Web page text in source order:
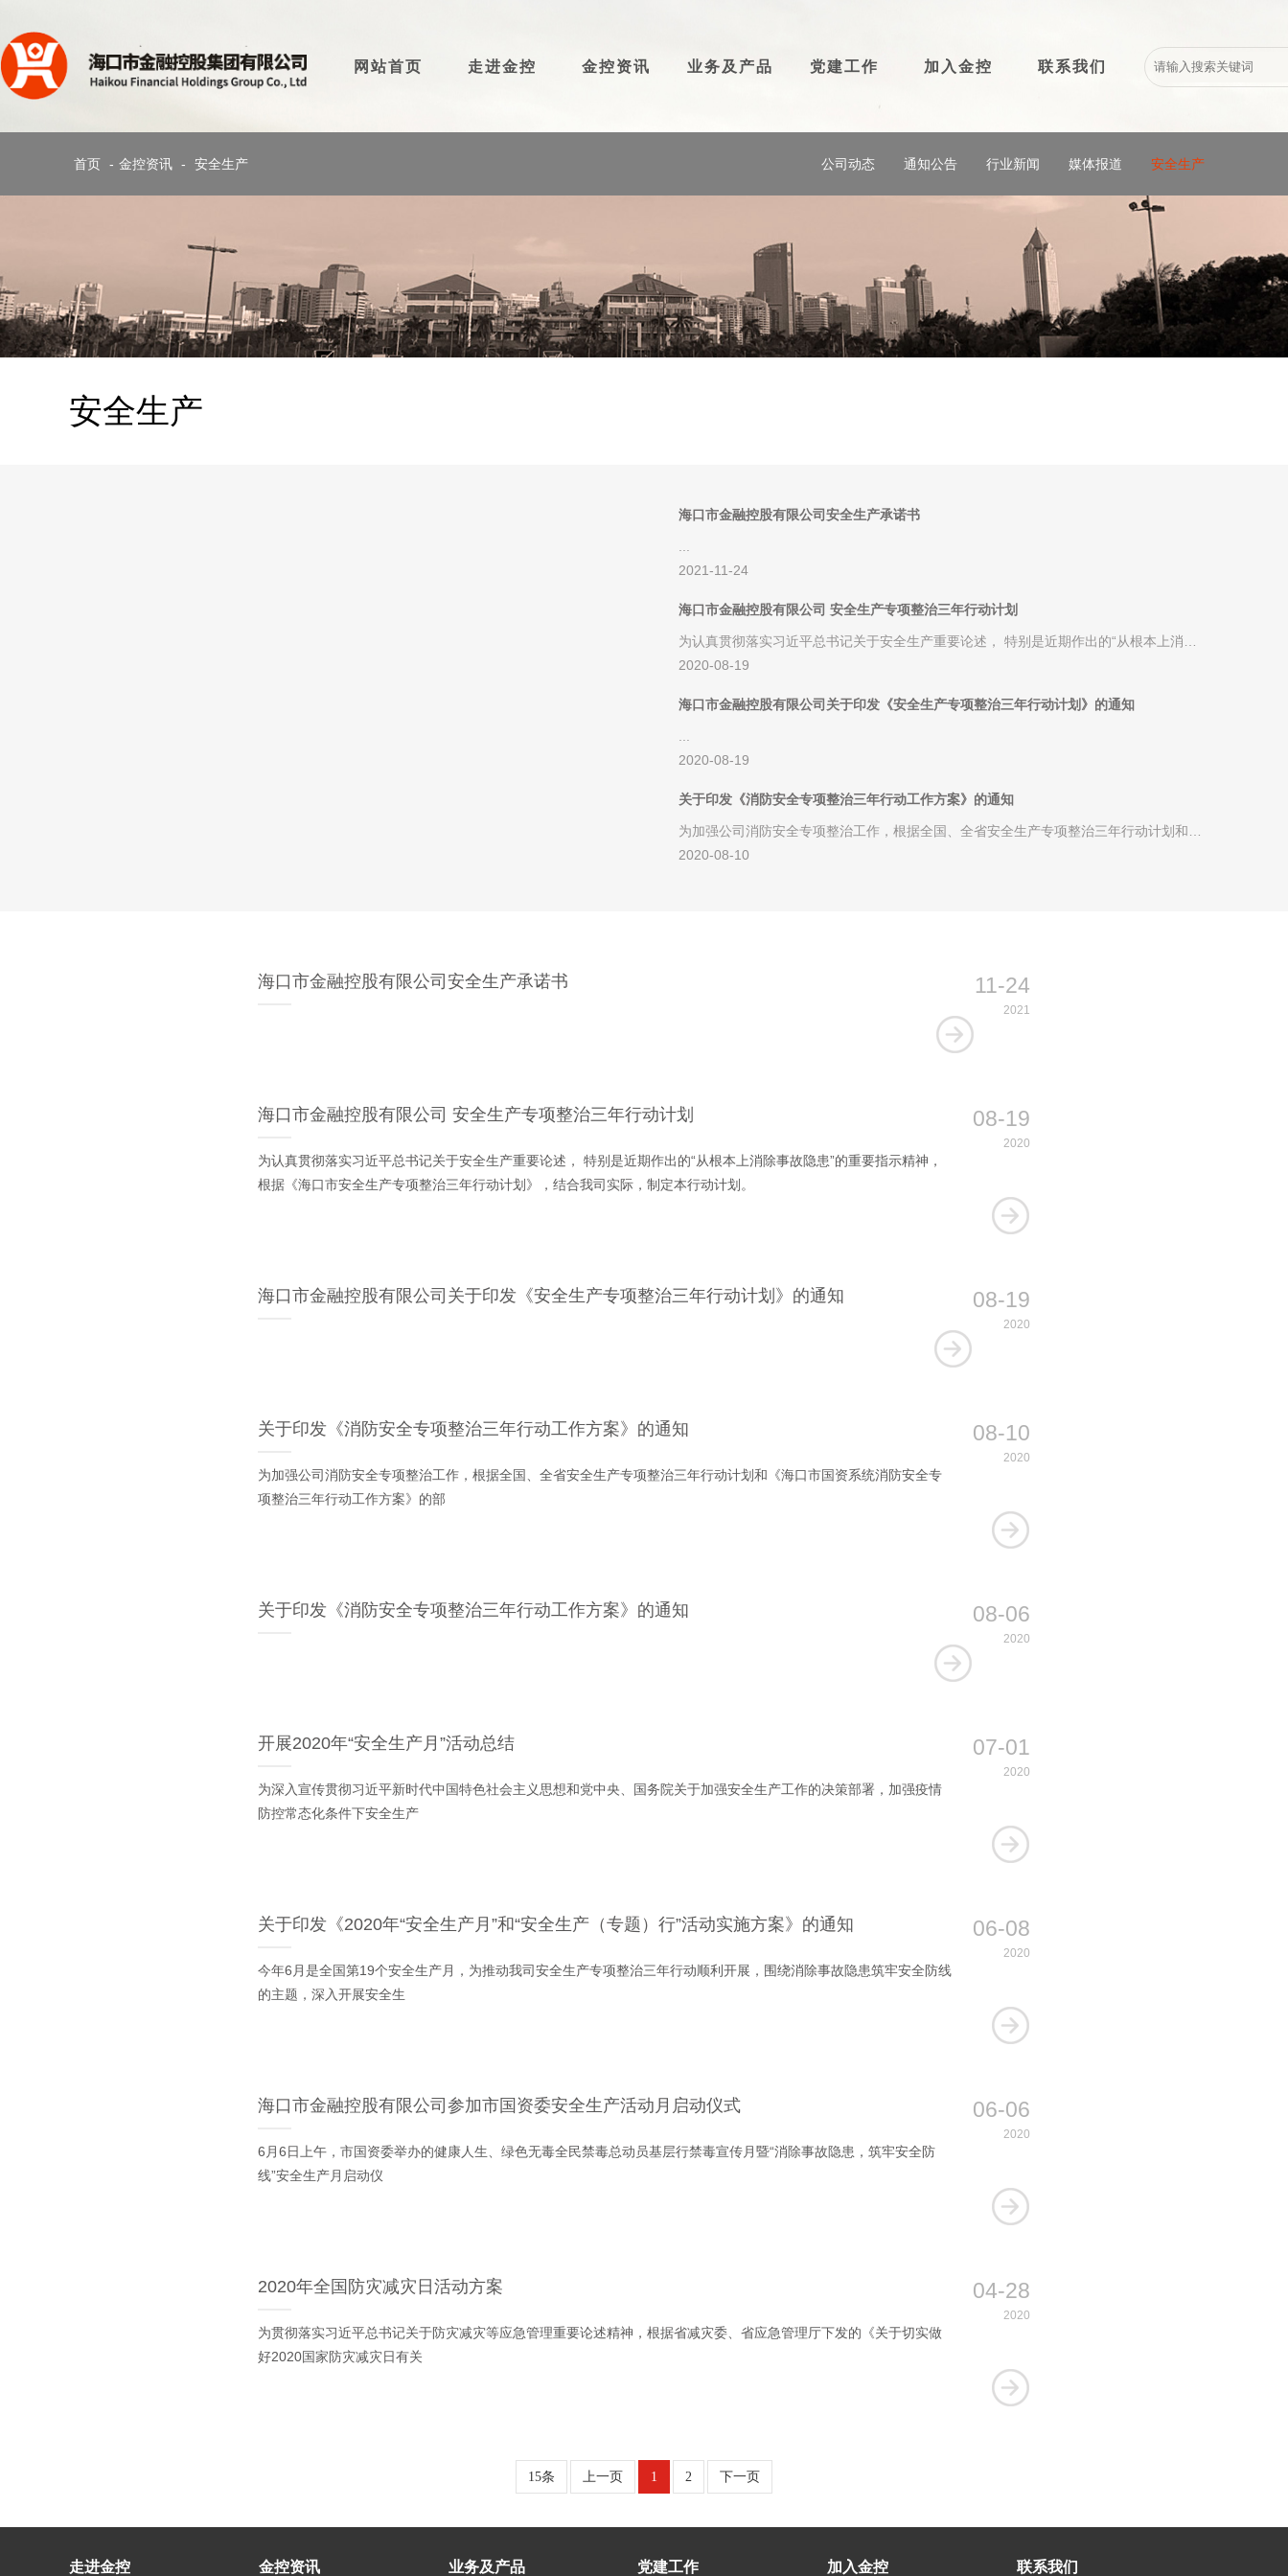
网站首页 走进金控 金控资讯 业务及产品 党建工作 加入金控 联系我们
首页 - 金控资讯 - 安全生产 公司动态 通知公告 行业新闻 媒体报道 安全生产
安全生产
海口市金融控股有限公司安全生产承诺书
...
2021-11-24
海口市金融控股有限公司 安全生产专项整治三年行动计划
为认真贯彻落实习近平总书记关于安全生产重要论述， 特别是近期作出的“从根本上消除
事故隐患”的重要指示精神，根据《海口市安全生产专项......
2020-08-19
海口市金融控股有限公司关于印发《安全生产专项整治三年行动计划》的通知
...
2020-08-19
关于印发《消防安全专项整治三年行动工作方案》的通知
为加强公司消防安全专项整治工作，根据全国、全省安全生产专项整治三年行动计划和
2020-08-10
海口市金融控股有限公司安全生产承诺书 11-24
2021
海口市金融控股有限公司 安全生产专项整治三年行动计划 08-19
2020
为认真贯彻落实习近平总书记关于安全生产重要论述， 特别是近期作出的“从根本上消除事故隐患”的重要指示精神，
根据《海口市安全生产专项整治三年行动计划》，结合我司实际，制定本行动计划。
海口市金融控股有限公司关于印发《安全生产专项整治三年行动计划》的通知 08-19
2020
关于印发《消防安全专项整治三年行动工作方案》的通知 08-10
2020
为加强公司消防安全专项整治工作，根据全国、全省安全生产专项整治三年行动计划和《海口市国资系统消防安全专
项整治三年行动工作方案》的部
关于印发《消防安全专项整治三年行动工作方案》的通知 08-06
2020
开展2020年“安全生产月”活动总结 07-01
2020
为深入宣传贯彻习近平新时代中国特色社会主义思想和党中央、国务院关于加强安全生产工作的决策部署，加强疫情
防控常态化条件下安全生产
关于印发《2020年“安全生产月”和“安全生产（专题）行”活动实施方案》的通知 06-08
2020
今年6月是全国第19个安全生产月，为推动我司安全生产专项整治三年行动顺利开展，围绕消除事故隐患筑牢安全防线
的主题，深入开展安全生
海口市金融控股有限公司参加市国资委安全生产活动月启动仪式 06-06
2020
6月6日上午，市国资委举办的健康人生、绿色无毒全民禁毒总动员基层行禁毒宣传月暨“消除事故隐患，筑牢安全防
线”安全生产月启动仪
2020年全国防灾减灾日活动方案 04-28
2020
为贯彻落实习近平总书记关于防灾减灾等应急管理重要论述精神，根据省减灾委、省应急管理厅下发的《关于切实做
好2020国家防灾减灾日有关
15条 上一页 1 2 下一页
走进金控 金控资讯 业务及产品 党建工作 加入金控 联系我们